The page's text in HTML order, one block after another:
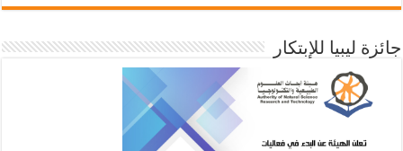
جائزة ليبيا للإبتكار